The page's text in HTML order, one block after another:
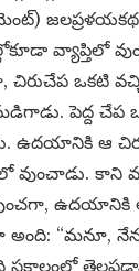
వ్యాప్తిలో
చిరుచేప ఒకటి
పెద్ద చేప
ఉదయానికి ఆ
వుంచాడు.
ఉదయానికి
“మనూ,
సకాలంలో